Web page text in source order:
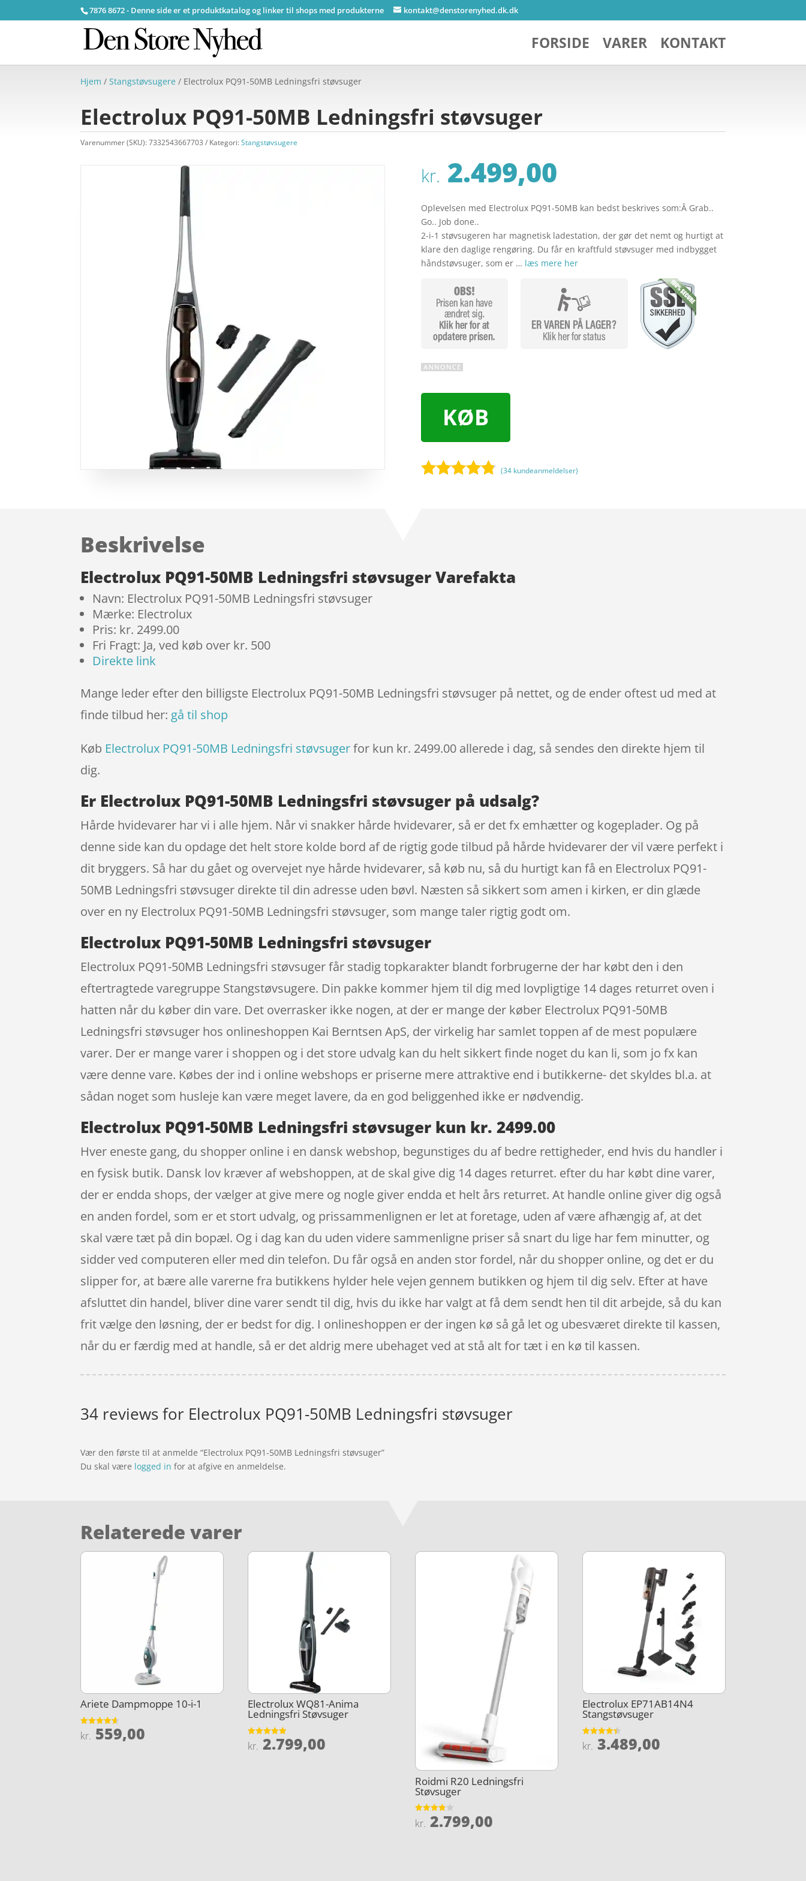
7876 8672 - Denne side er et produktkatalog og linker til shops med produkterne kontakt@denstorenyhed.dk.dk
FORSIDE VARER KONTAKT
Hjem /Stangstøvsugere / Electrolux PQ91-50MB Ledningsfri støvsuger
Electrolux PQ91-50MB Ledningsfri støvsuger
Varenummer (SKU):7332543667703 Kategori:Stangstøvsugere
kr. 2.499,00
Oplevelsen med Electrolux PQ91-50MB kan bedst beskrives som:Â Grab..
Go.. Job done..
2-i-1 støvsugeren har magnetisk ladestation, der gør det nemt og hurtigt at
klare den daglige rengøring. Du får en kraftfuld støvsuger med indbygget
håndstøvsuger, som er … læs mere her
KØB
(34 kundeanmeldelser)
Beskrivelse
Electrolux PQ91-50MB Ledningsfri støvsuger Varefakta
Navn: Electrolux PQ91-50MB Ledningsfri støvsuger
Mærke: Electrolux
Pris: kr. 2499.00
Fri Fragt: Ja, ved køb over kr. 500
Direkte link
Mange leder efter den billigste Electrolux PQ91-50MB Ledningsfri støvsuger på nettet, og de ender oftest ud med at
finde tilbud her: gå til shop
Køb Electrolux PQ91-50MB Ledningsfri støvsugerfor kun kr. 2499.00 allerede i dag, så sendes den direkte hjem til
dig.
Er Electrolux PQ91-50MB Ledningsfri støvsuger på udsalg?
Hårde hvidevarer har vi i alle hjem. Når vi snakker hårde hvidevarer, så er det fx emhætter og kogeplader. Og på
denne side kan du opdage det helt store kolde bord af de rigtig gode tilbud på hårde hvidevarer der vil være perfekt i
dit bryggers. Så har du gået og overvejet nye hårde hvidevarer, så køb nu, så du hurtigt kan få en Electrolux PQ91-
50MB Ledningsfri støvsuger direkte til din adresse uden bøvl. Næsten så sikkert som amen i kirken, er din glæde
over en ny Electrolux PQ91-50MB Ledningsfri støvsuger, som mange taler rigtig godt om.
Electrolux PQ91-50MB Ledningsfri støvsuger
Electrolux PQ91-50MB Ledningsfri støvsuger får stadig topkarakter blandt forbrugerne der har købt den i den
eftertragtede varegruppe Stangstøvsugere. Din pakke kommer hjem til dig med lovpligtige 14 dages returret oven i
hatten når du køber din vare. Det overrasker ikke nogen, at der er mange der køber Electrolux PQ91-50MB
Ledningsfri støvsuger hos onlineshoppen Kai Berntsen ApS, der virkelig har samlet toppen af de mest populære
varer. Der er mange varer i shoppen og i det store udvalg kan du helt sikkert finde noget du kan li, som jo fx kan
være denne vare. Købes der ind i online webshops er priserne mere attraktive end i butikkerne- det skyldes bl.a. at
sådan noget som husleje kan være meget lavere, da en god beliggenhed ikke er nødvendig.
Electrolux PQ91-50MB Ledningsfri støvsuger kun kr. 2499.00
Hver eneste gang, du shopper online i en dansk webshop, begunstiges du af bedre rettigheder, end hvis du handler i
en fysisk butik. Dansk lov kræver af webshoppen, at de skal give dig 14 dages returret. efter du har købt dine varer,
der er endda shops, der vælger at give mere og nogle giver endda et helt års returret. At handle online giver dig også
en anden fordel, som er et stort udvalg, og prissammenlignen er let at foretage, uden af være afhængig af, at det
skal være tæt på din bopæl. Og i dag kan du uden videre sammenligne priser så snart du lige har fem minutter, og
sidder ved computeren eller med din telefon. Du får også en anden stor fordel, når du shopper online, og det er du
slipper for, at bære alle varerne fra butikkens hylder hele vejen gennem butikken og hjem til dig selv. Efter at have
afsluttet din handel, bliver dine varer sendt til dig, hvis du ikke har valgt at få dem sendt hen til dit arbejde, så du kan
frit vælge den løsning, der er bedst for dig. I onlineshoppen er der ingen kø så gå let og ubesværet direkte til kassen,
når du er færdig med at handle, så er det aldrig mere ubehaget ved at stå alt for tæt i en kø til kassen.
34 reviews for Electrolux PQ91-50MB Ledningsfri støvsuger
Vær den første til at anmelde “Electrolux PQ91-50MB Ledningsfri støvsuger”
Du skal være logged in for at afgive en anmeldelse.
Relaterede varer
Ariete Dampmoppe 10-i-1
Vurderet
4.6
kr. 559,00
Electrolux WQ81-Anima
Ledningsfri Støvsuger
Vurderet
5
kr. 2.799,00
Roidmi R20 Ledningsfri
Støvsuger
Vurderet
3.8
kr. 2.799,00
Electrolux EP71AB14N4
Stangstøvsuger
Vurderet
4.4
kr. 3.489,00